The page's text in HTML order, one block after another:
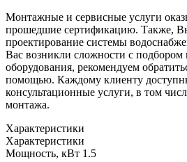
Монтажные и сервисные услуги
прошедшие сертификацию. Также,
проектирование системы
Вас возникли сложности с подбором
оборудования, рекомендуем
помощью. Каждому клиенту
консультационные услуги, в том
монтажа.
Характеристики
Характеристики
Мощность, кВт 1.5